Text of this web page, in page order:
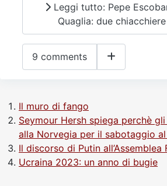
Leggi tutto: Pepe
Quaglia: due
9 comments
Il muro di fango
Seymour Hersh spiega perchè
alla Norvegia per il sabotaggio
Il discorso di Putin all’Assemblea
Ucraina 2023: un anno di bugie